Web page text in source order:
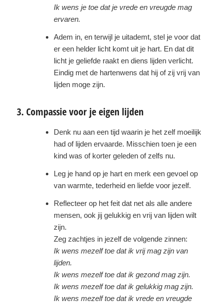
Ik wens je toe dat je vrede en vreugde mag
ervaren.
Adem in, en terwijl je uitademt, stel je voor dat
er een helder licht komt uit je hart. En dat dit
licht je geliefde raakt en diens lijden verlicht.
Eindig met de hartenwens dat hij of zij vrij van
lijden moge zijn.
3. Compassie voor je eigen lijden
Denk nu aan een tijd waarin je het zelf moeilijk
had of lijden ervaarde. Misschien toen je een
kind was of korter geleden of zelfs nu.
Leg je hand op je hart en merk een gevoel op
van warmte, tederheid en liefde voor jezelf.
Reflecteer op het feit dat net als alle andere
mensen, ook jij gelukkig en vrij van lijden wilt
zijn.
Zeg zachtjes in jezelf de volgende zinnen:
Ik wens mezelf toe dat ik vrij mag zijn van
lijden.
Ik wens mezelf toe dat ik gezond mag zijn.
Ik wens mezelf toe dat ik gelukkig mag zijn.
Ik wens mezelf toe dat ik vrede en vreugde